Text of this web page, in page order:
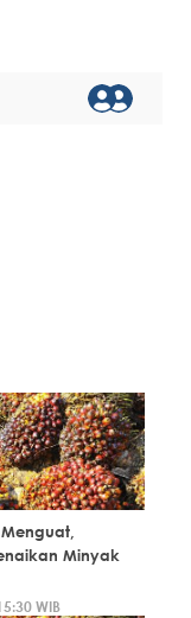
Minyak
WIB